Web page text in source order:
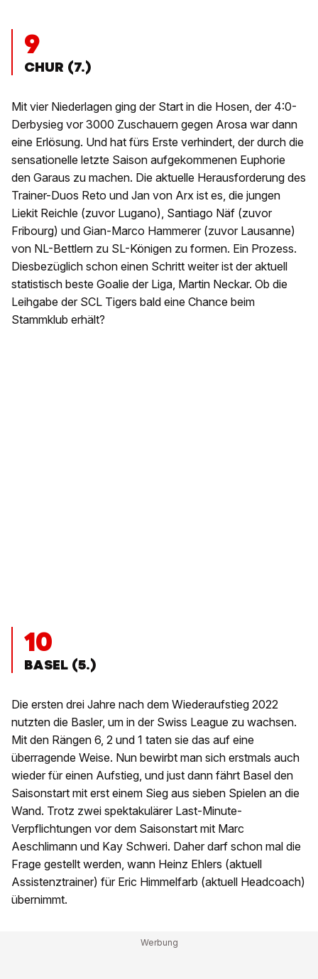
9
CHUR (7.)
Mit vier Niederlagen ging der Start in die Hosen, der 4:0-
Derbysieg vor 3000 Zuschauern gegen Arosa war dann
eine Erlösung. Und hat fürs Erste verhindert, der durch die
sensationelle letzte Saison aufgekommenen Euphorie
den Garaus zu machen. Die aktuelle Herausforderung des
Trainer-Duos Reto und Jan von Arx ist es, die jungen
Liekit Reichle (zuvor Lugano), Santiago Näf (zuvor
Fribourg) und Gian-Marco Hammerer (zuvor Lausanne)
von NL-Bettlern zu SL-Königen zu formen. Ein Prozess.
Diesbezüglich schon einen Schritt weiter ist der aktuell
statistisch beste Goalie der Liga, Martin Neckar. Ob die
Leihgabe der SCL Tigers bald eine Chance beim
Stammklub erhält?
10
BASEL (5.)
Die ersten drei Jahre nach dem Wiederaufstieg 2022
nutzten die Basler, um in der Swiss League zu wachsen.
Mit den Rängen 6, 2 und 1 taten sie das auf eine
überragende Weise. Nun bewirbt man sich erstmals auch
wieder für einen Aufstieg, und just dann fährt Basel den
Saisonstart mit erst einem Sieg aus sieben Spielen an die
Wand. Trotz zwei spektakulärer Last-Minute-
Verpflichtungen vor dem Saisonstart mit Marc
Aeschlimann und Kay Schweri. Daher darf schon mal die
Frage gestellt werden, wann Heinz Ehlers (aktuell
Assistenztrainer) für Eric Himmelfarb (aktuell Headcoach)
übernimmt.